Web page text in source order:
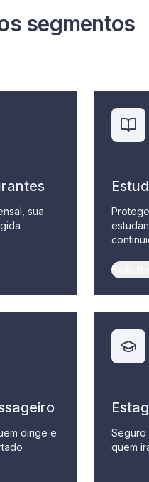
segmentos
sua
dirige e
quem